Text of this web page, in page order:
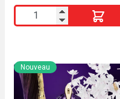
quantité
de
Best
BLACK
Nouveau